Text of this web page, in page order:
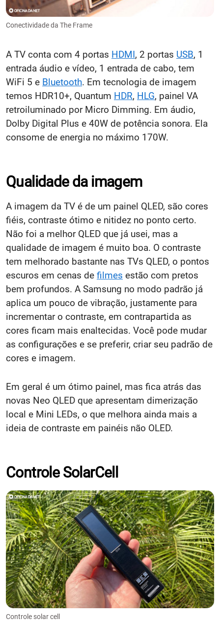
Conectividade da The Frame
A TV conta com 4 portas HDMI, 2 portas USB, 1
entrada áudio e vídeo, 1 entrada de cabo, tem
WiFi 5 e Bluetooth. Em tecnologia de imagem
temos HDR10+, Quantum HDR, HLG, painel VA
retroiluminado por Micro Dimming. Em áudio,
Dolby Digital Plus e 40W de potência sonora. Ela
consome de energia no máximo 170W.
Qualidade da imagem
A imagem da TV é de um painel QLED, são cores
fiéis, contraste ótimo e nitidez no ponto certo.
Não foi a melhor QLED que já usei, mas a
qualidade de imagem é muito boa. O contraste
tem melhorado bastante nas TVs QLED, o pontos
escuros em cenas de filmes estão com pretos
bem profundos. A Samsung no modo padrão já
aplica um pouco de vibração, justamente para
incrementar o contraste, em contrapartida as
cores ficam mais enaltecidas. Você pode mudar
as configurações e se preferir, criar seu padrão de
cores e imagem.
Em geral é um ótimo painel, mas fica atrás das
novas Neo QLED que apresentam dimerização
local e Mini LEDs, o que melhora ainda mais a
ideia de contraste em painéis não OLED.
Controle SolarCell
Controle solar cell